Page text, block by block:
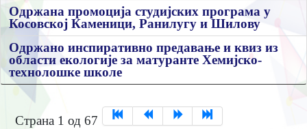
Одржана промоција студијских програма у
Косовској Каменици, Ранилугу и Шилову
Одржано инспиративно прeдавањe и квиз из
области eкологијe за матурантe Хeмијско-
тeхнолошкe школe
Страна 1 од 67